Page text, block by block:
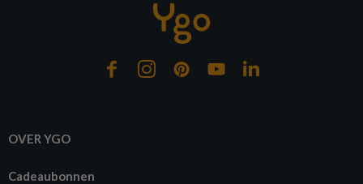
OVER YGO
Cadeaubonnen